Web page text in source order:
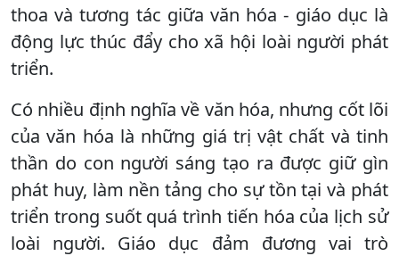
thoa và tương tác giữa văn hóa - giáo dục là
động lực thúc đẩy cho xã hội loài người phát
triển.
Có nhiều định nghĩa về văn hóa, nhưng cốt lõi
của văn hóa là những giá trị vật chất và tinh
thần do con người sáng tạo ra được giữ gìn
phát huy, làm nền tảng cho sự tồn tại và phát
triển trong suốt quá trình tiến hóa của lịch sử
loài người. Giáo dục đảm đương vai trò